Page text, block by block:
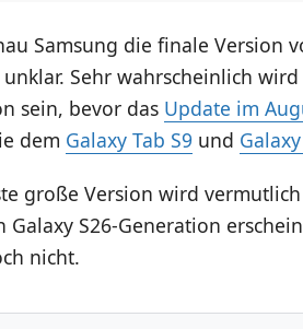
Samsung die finale Version
Sehr wahrscheinlich
sein, bevor das Update im
dem Galaxy Tab S9und
große Version wird vermutlich
Galaxy S26-Generation
nicht.